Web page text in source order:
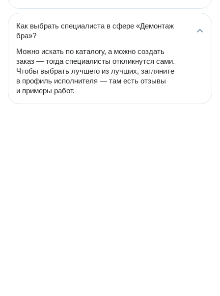
Как выбрать специалиста в сфере «Демонтаж
бра»?
Можно искать по каталогу, а можно создать
заказ — тогда специалисты откликнутся сами.
Чтобы выбрать лучшего из лучших, загляните
в профиль исполнителя — там есть отзывы
и примеры работ.